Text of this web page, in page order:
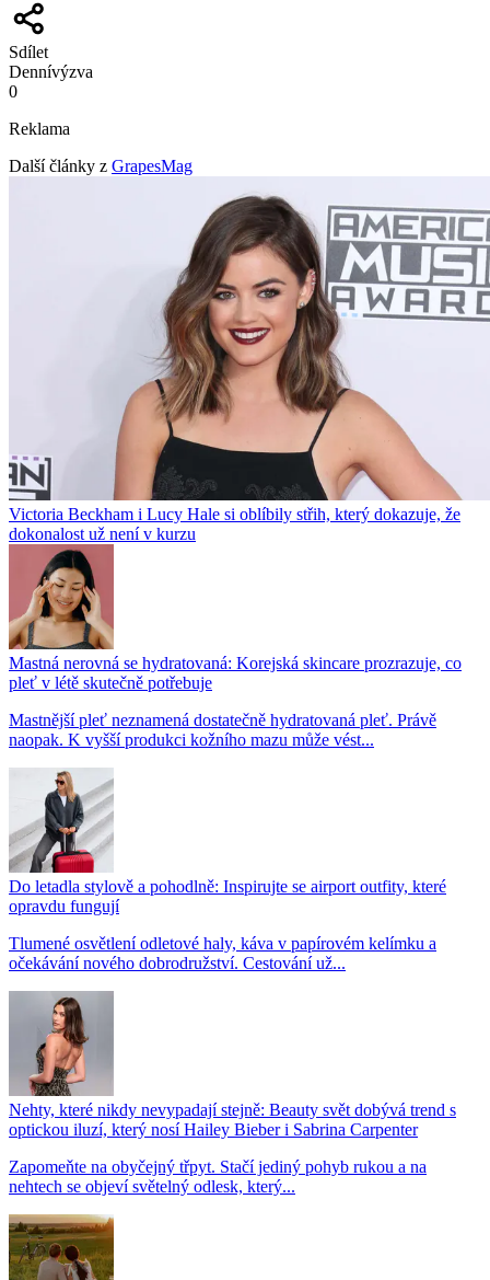
Sdílet
Dennívýzva
0
Reklama
Další články z GrapesMag
Victoria Beckham i Lucy Hale si oblíbily střih, který dokazuje, že
dokonalost už není v kurzu
Mastná nerovná se hydratovaná: Korejská skincare prozrazuje, co
pleť v létě skutečně potřebuje
Mastnější pleť neznamená dostatečně hydratovaná pleť. Právě
naopak. K vyšší produkci kožního mazu může vést...
Do letadla stylově a pohodlně: Inspirujte se airport outfity, které
opravdu fungují
Tlumené osvětlení odletové haly, káva v papírovém kelímku a
očekávání nového dobrodružství. Cestování už...
Nehty, které nikdy nevypadají stejně: Beauty svět dobývá trend s
optickou iluzí, který nosí Hailey Bieber i Sabrina Carpenter
Zapomeňte na obyčejný třpyt. Stačí jediný pohyb rukou a na
nehtech se objeví světelný odlesk, který...